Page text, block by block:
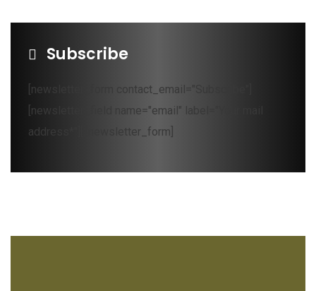
Subscribe
[newsletter_form contact_email="Subscribe"]
[newsletter_field name="email" label="Your mail
address*"][/newsletter_form]